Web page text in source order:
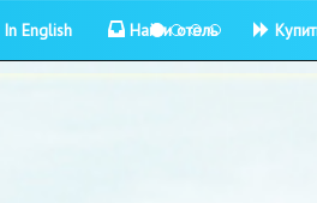
In English Найти отель